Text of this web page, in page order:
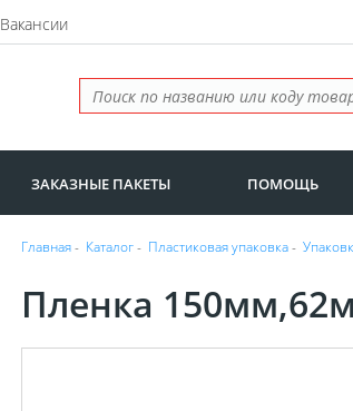
Вакансии
ЗАКАЗНЫЕ ПАКЕТЫ ПОМОЩЬ
Главная- Каталог- Пластиковая упаковка-
Пленка